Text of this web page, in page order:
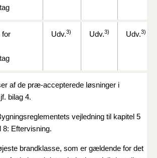
for
Udv.3) Udv.3) Udv.3)
af de præ-accepterede løsninger i
bilag 4.
vejledning til kapitel 5
8: Eftervisning.
brandklasse, som er gældende for det